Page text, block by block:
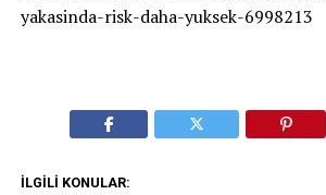
yakasinda-risk-daha-yuksek-6998213
İLGILI KONULAR: